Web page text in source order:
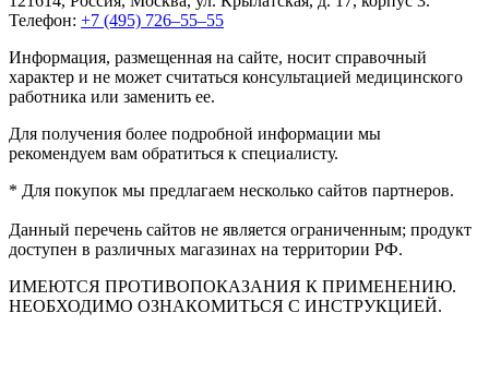
Телефон: +7 (495) 726–55–55
Информация, размещенная на сайте, носит справочный
характер и не может считаться консультацией медицинского
работника или заменить ее.
Для получения более подробной информации мы
рекомендуем вам обратиться к специалисту.
* Для покупок мы предлагаем несколько сайтов партнеров.
Данный перечень сайтов не является ограниченным; продукт
доступен в различных магазинах на территории РФ.
ИМЕЮТСЯ ПРОТИВОПОКАЗАНИЯ К ПРИМЕНЕНИЮ.
НЕОБХОДИМО ОЗНАКОМИТЬСЯ С ИНСТРУКЦИЕЙ.